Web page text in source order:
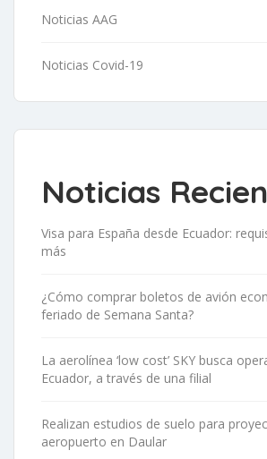
Noticias AAG
Noticias Covid-19
Noticias
Visa para España desde Ecuador:
más
¿Cómo comprar boletos de avión
feriado de Semana Santa?
La aerolínea ‘low cost’ SKY busca
Ecuador, a través de una filial
Realizan estudios de suelo para
aeropuerto en Daular